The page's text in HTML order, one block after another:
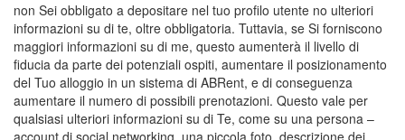
non Sei obbligato a depositare nel tuo profilo utente no ulteriori
informazioni su di te, oltre obbligatoria. Tuttavia, se Si forniscono
maggiori informazioni su di me, questo aumenterà il livello di
fiducia da parte dei potenziali ospiti, aumentare il posizionamento
del Tuo alloggio in un sistema di ABRent, e di conseguenza
aumentare il numero di possibili prenotazioni. Questo vale per
qualsiasi ulteriori informazioni su di Te, come su una persona –
account di social networking, una piccola foto, descrizione dei